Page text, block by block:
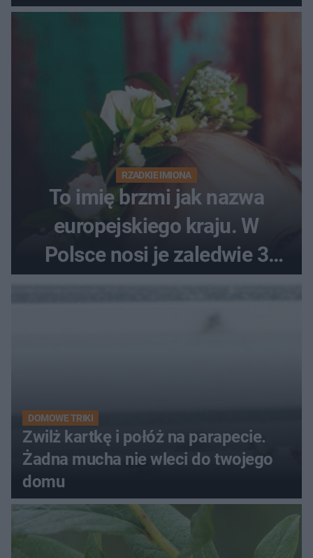
RZADKIE IMIONA
To imię brzmi jak nazwa
europejskiego kraju. W
Polsce nosi je zaledwie 3
DOMOWE TRIKI
Zwilż kartkę i połóż na parapecie.
Żadna mucha nie wleci do twojego
domu